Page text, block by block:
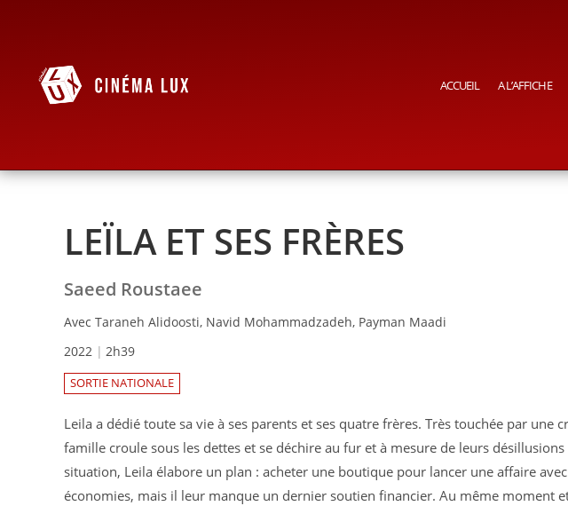
ACCUEIL A L’AFFICHE
LEÏLA ET SES FRÈRES
Saeed Roustaee
Avec Taraneh Alidoosti, Navid Mohammadzadeh, Payman Maadi
2022
2h39
SORTIE NATIONALE
Leila a dédié toute sa vie à ses parents et ses quatre frères. Très touchée par une
famille croule sous les dettes et se déchire au fur et à mesure de leurs
situation, Leila élabore un plan : acheter une boutique pour lancer une affaire
économies, mais il leur manque un dernier soutien financier. Au même moment